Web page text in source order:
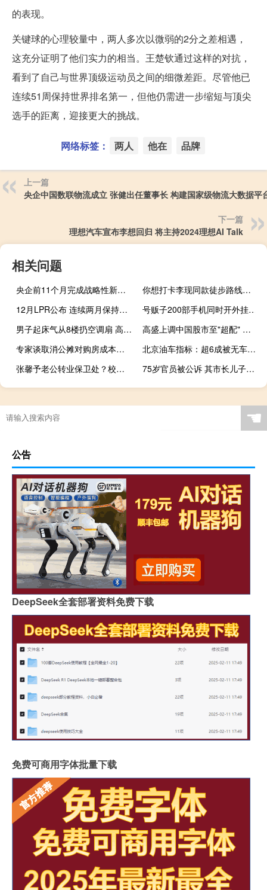
的表现。
关键球的心理较量中，两人多次以微弱的2分之差相遇，
这充分证明了他们实力的相当。王楚钦通过这样的对抗，
看到了自己与世界顶级运动员之间的细微差距。尽管他已
连续51周保持世界排名第一，但他仍需进一步缩短与顶尖
选手的距离，迎接更大的挑战。
网络标签： 两人 他在 品牌
上一篇
央企中国数联物流成立 张健出任董事长 构建国家级物流大数据平
下一篇
理想汽车宣布李想回归 将主持2024理想AI Talk
相关问题
央企前11个月完成战略性新兴产业投资2万亿元
你想打卡李现同款徒步路线吗 高路徒步线需谨慎
12月LPR公布 连续两月保持不变 符合市场预期
号贩子200部手机同时开外挂抢号倒卖 警方刑拘33人
男子起床气从8楼扔空调扇 高空抛物罪被刑拘
高盛上调中国股市至"超配" 预计涨幅15-20%
专家谈取消公摊对购房成本影响 计价方式变化引发热议
北京油车指标：超6成被无车家庭摇中 家庭中签概率更高
张馨予老公转业保卫处？校方回应 不便透露详情
75岁官员被公诉 其市长儿子已离世 涉嫌受贿罪案情曝光
☚
公告
DeepSeek全套部署资料免费下载
免费可商用字体批量下载